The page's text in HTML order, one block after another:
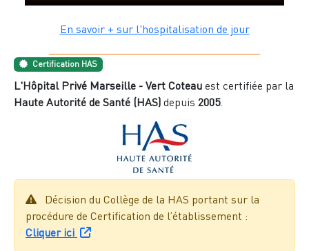
En savoir + sur l'hospitalisation de jour
Certification HAS
L'Hôpital Privé Marseille - Vert Coteau est certifiée par la
Haute Autorité de Santé (HAS) depuis 2005.
Décision du Collège de la HAS portant sur la
procédure de Certification de l’établissement :
Cliquer ici